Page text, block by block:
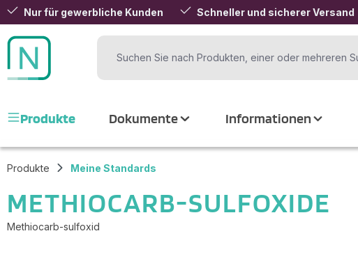
Hauptinhalt springen
Zur Suche springen
Zur Hauptnavigation springen
Nur für gewerbliche Kunden Schneller und sicherer Versand
Produkte Dokumente Informationen
Produkte Meine Standards
METHIOCARB-SULFOXIDE
Methiocarb-sulfoxid